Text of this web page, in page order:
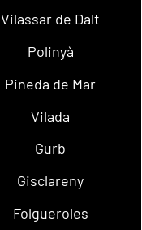
Vilassar de Dalt
Polinyà
Pineda de Mar
Vilada
Gurb
Gisclareny
Folgueroles